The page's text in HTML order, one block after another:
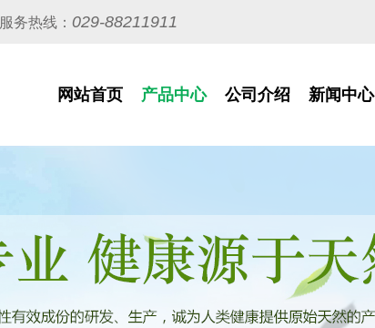
服务热线：029-88211911
网站首页 产品中心 公司介绍 新闻中心